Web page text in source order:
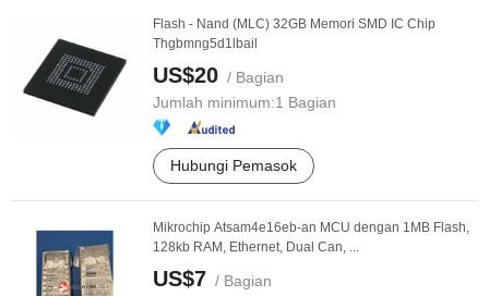
Flash - Nand (MLC) 32GB Memori SMD IC Chip
Thgbmng5d1lbail
US$20 / Bagian
Jumlah minimum:1 Bagian
Hubungi Pemasok
Mikrochip Atsam4e16eb-an MCU dengan 1MB Flash,
128kb RAM, Ethernet, Dual Can, ...
US$7 / Bagian